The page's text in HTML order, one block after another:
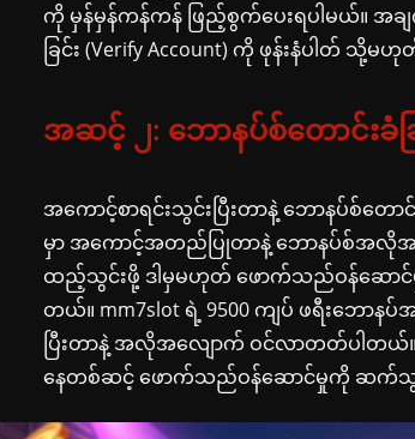
ကို မှန်မှန်ကန်ကန် ဖြည့်စွက်ပေးရပါမယ်။
ခြင်း (Verify Account) ကို ဖုန်းနံပါတ်
အဆင့် ၂: ဘောနပ်စ်တောင်းခံခ
အကောင့်စာရင်းသွင်းပြီးတာနဲ့ ဘောနပ်စ်တ
မှာ အကောင့်အတည်ပြုတာနဲ့ ဘောနပ်စ်အလို
ထည့်သွင်းဖို့ ဒါမှမဟုတ် ဖောက်သည်ဝန်ဆောင်
တယ်။ mm7slot ရဲ့ 9500 ကျပ် ဖရီးဘော
ပြီးတာနဲ့ အလိုအလျောက် ဝင်လာတတ်ပါတယ်။
နေတစ်ဆင့် ဖောက်သည်ဝန်ဆောင်မှုကို ဆက်သွယ်